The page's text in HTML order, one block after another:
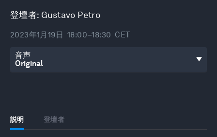
登壇者: Gustavo Petro
2023年1月19日 18:00–18:30 CET
音声
説明 登壇者